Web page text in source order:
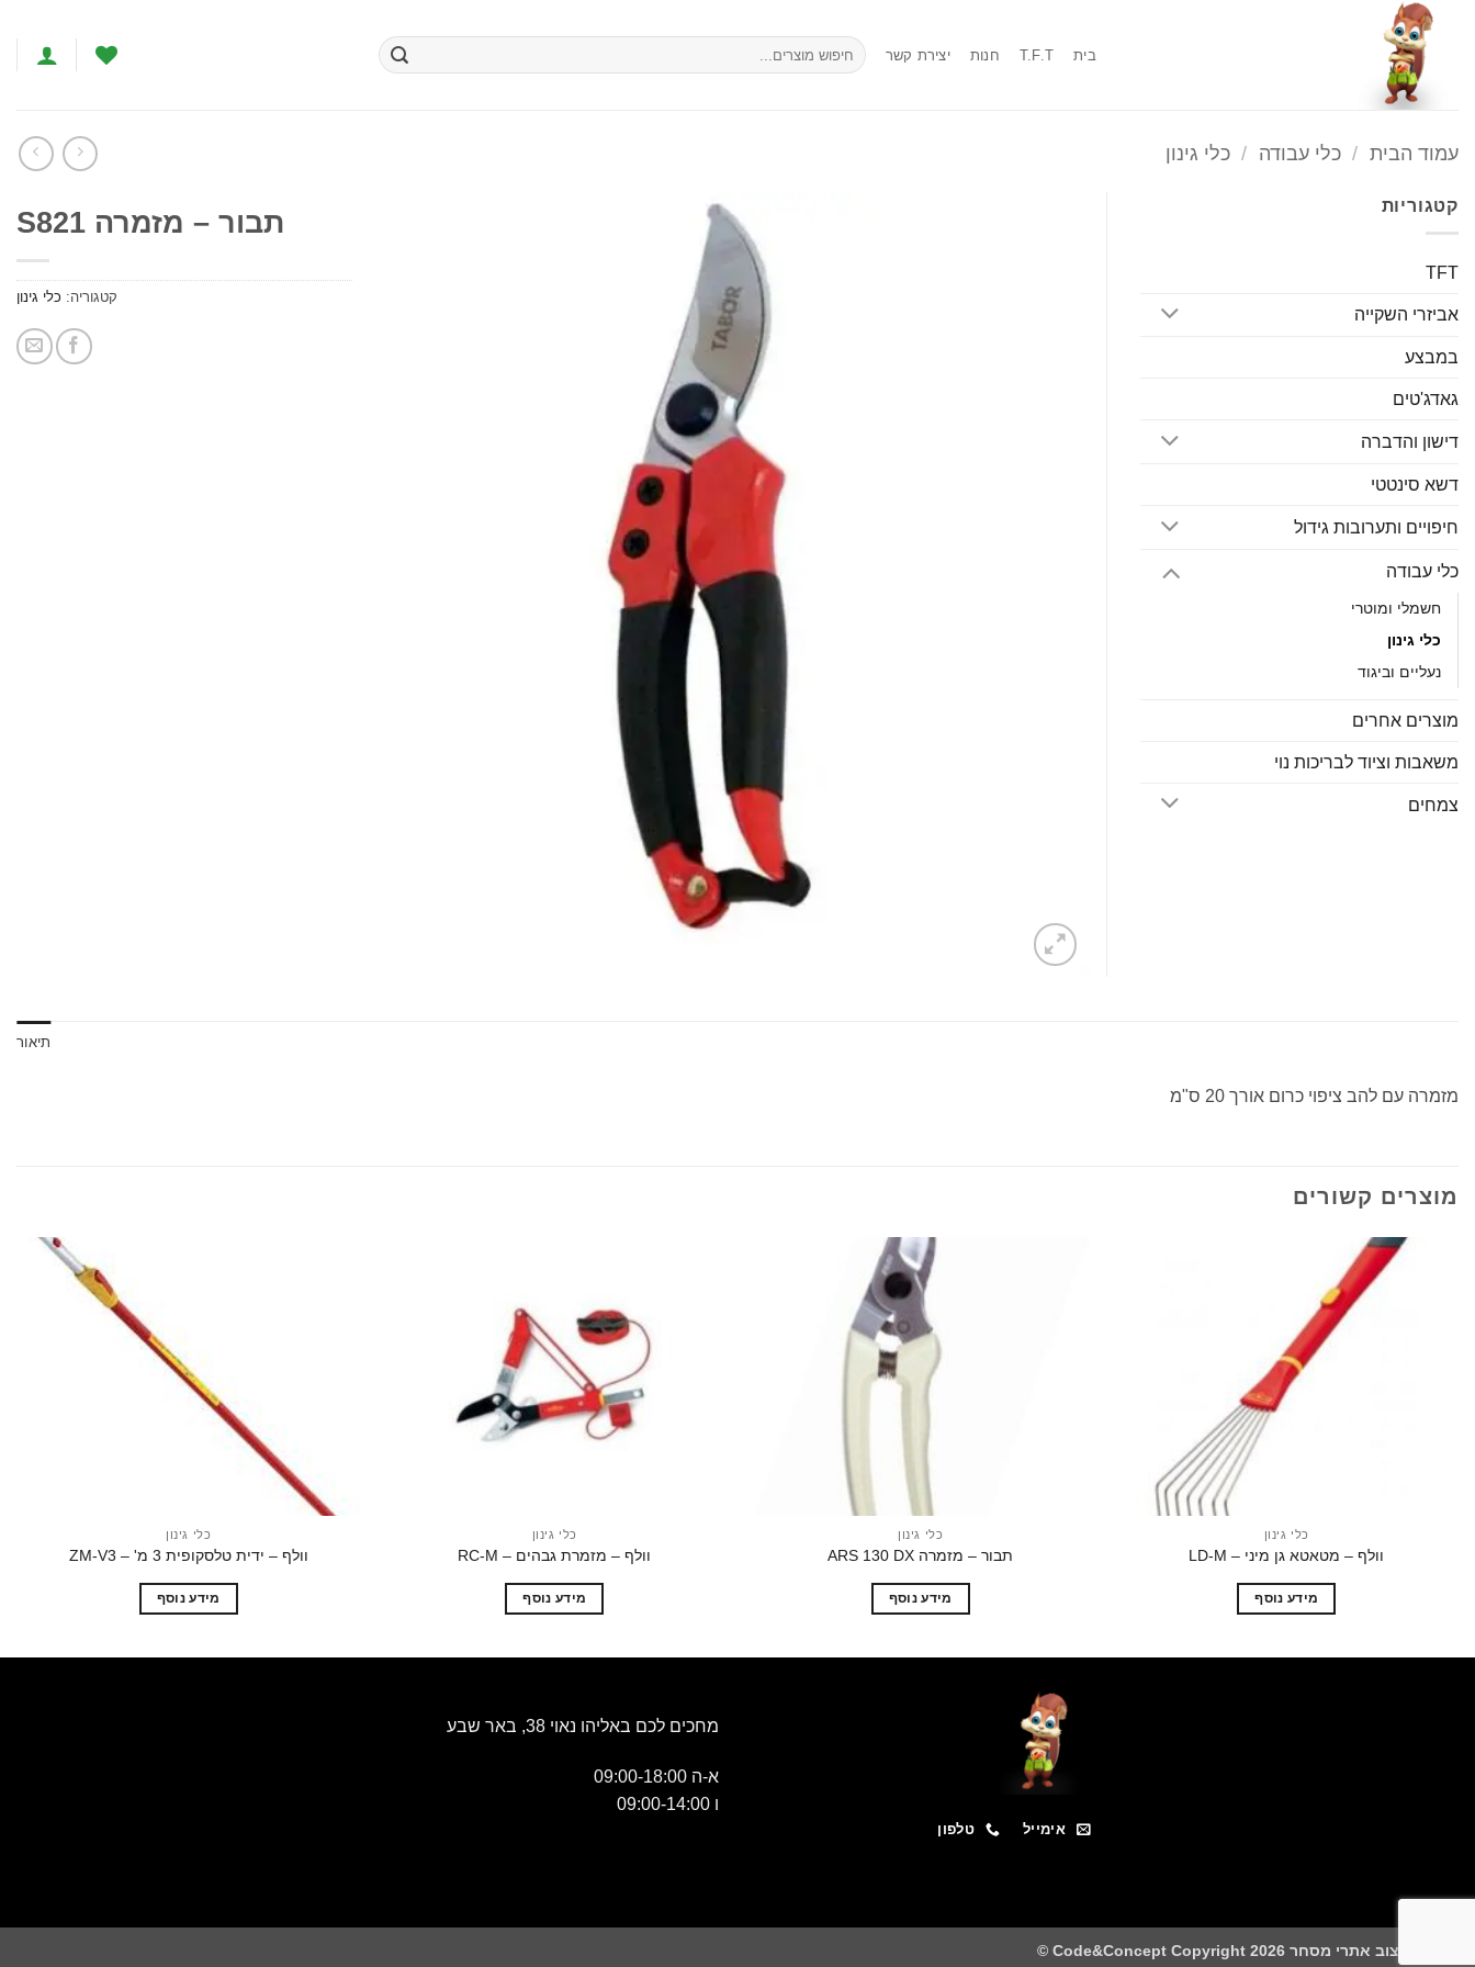
content
בית T.F.T חנות יצירת קשר
חיפוש
עבור:
עמוד הבית / כלי עבודה / כלי גינון
תבור – מזמרה S821
קטגוריה: כלי גינון
קטגוריות
TFT
אביזרי השקייה
במבצע
גאדג'טים
דישון והדברה
דשא סינטטי
חיפויים ותערובות גידול
כלי עבודה
חשמלי ומוטרי
כלי גינון
נעליים וביגוד
מוצרים אחרים
משאבות וציוד לבריכות נוי
צמחים
תיאור
מזמרה עם להב ציפוי כרום אורך 20 ס"מ
מוצרים קשורים
כלי גינון
וולף – מטאטא גן מיני – LD-M
מידע נוסף
כלי גינון
תבור – מזמרה ARS 130 DX
מידע נוסף
כלי גינון
וולף – מזמרת גבהים – RC-M
מידע נוסף
כלי גינון
וולף – ידית טלסקופית 3 מ' – ZM-V3
מידע נוסף
אימייל טלפון
מחכים לכם באליהו נאוי 38, באר שבע
א-ה 09:00-18:00
ו 09:00-14:00
בניית ועיצוב אתרי מסחר Code&Concept Copyright 2026 ©